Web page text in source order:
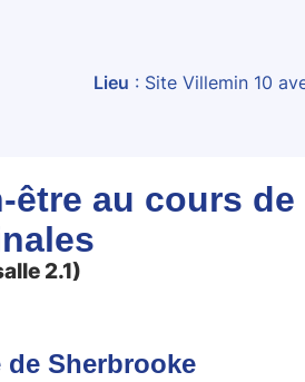
Lieu : Site Villemin 10
au cours
2.1)
de Sherbrooke